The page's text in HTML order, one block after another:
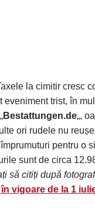
la cimitir cresc
eveniment trist, în
Bestattungen.de„,
ori rudele nu
pentru o
sunt de circa
să citiți după
vigoare de la 1